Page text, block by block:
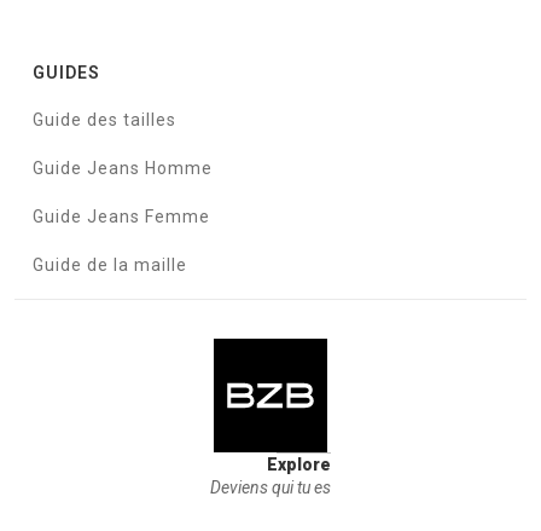
GUIDES
Guide des tailles
Guide Jeans Homme
Guide Jeans Femme
Guide de la maille
Explore
Deviens qui tu es